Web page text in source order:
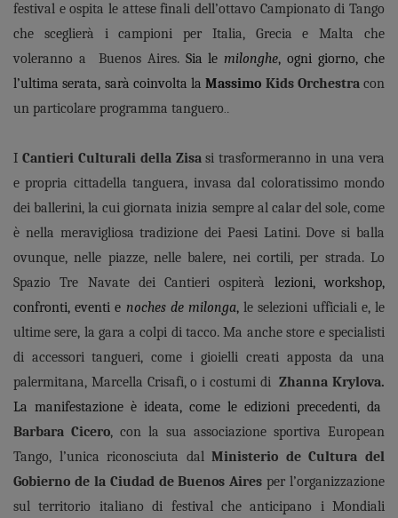
festival e ospita le attese finali dell’ottavo Campionato di Tango
che sceglierà i campioni per Italia, Grecia e Malta che
voleranno a Buenos Aires. Sia le milonghe, ogni giorno, che
l’ultima serata, sarà coinvolta laMassimo Kids Orchestracon
un particolare programma tanguero..
I CantieriCulturali della Zisasi trasformeranno in una vera
e propria cittadella tanguera, invasa dal coloratissimo mondo
dei ballerini, la cui giornata inizia sempre al calar del sole, come
è nella meravigliosa tradizione dei Paesi Latini. Dove si balla
ovunque, nelle piazze, nelle balere, nei cortili, per strada. Lo
Spazio Tre Navate dei Cantieri ospiterà lezioni, workshop,
confronti, eventi e noches de milonga,le selezioni ufficiali e, le
ultime sere, la gara a colpi di tacco. Ma anche store e specialisti
di accessori tangueri, come i gioielli creati apposta da una
palermitana, Marcella Crisafi, o i costumi diZhanna Krylova.
La manifestazione è ideata, come le edizioni precedenti, da
Barbara Cicero, con la sua associazione sportiva European
Tango, l’unica riconosciuta dalMinisterio de Cultura del
Gobierno de la Ciudad de Buenos Aires per l’organizzazione
sul territorio italiano di festival che anticipano i Mondiali